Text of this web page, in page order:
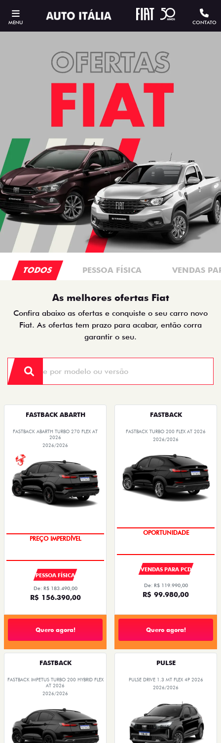
MENU CONTATO
TODOS PESSOA FÍSICA VENDAS
As melhores ofertas Fiat
Confira abaixo as ofertas e conquiste o seu carro novo
Fiat. As ofertas tem prazo para acabar, então corra
garantir o seu.
FASTBACK ABARTH
FASTBACK ABARTH TURBO 270 FLEX AT
2026
2026/2026
SAIA DE FIAT 0KM
PESSOA FÍSICA
De: R$ 183.490,00
R$ 156.390,00
Quero agora!
FASTBACK
FASTBACK TURBO 200 FLEX AT 2026
2026/2026
OPORTUNIDADE
VENDAS PARA PCD
De: R$ 119.990,00
R$ 99.980,00
Quero agora!
FASTBACK
FASTBACK IMPETUS TURBO 200 HYBRID FLEX
AT 2026
2026/2026
PULSE
PULSE DRIVE 1.3 MT FLEX 4P 2026
2026/2026